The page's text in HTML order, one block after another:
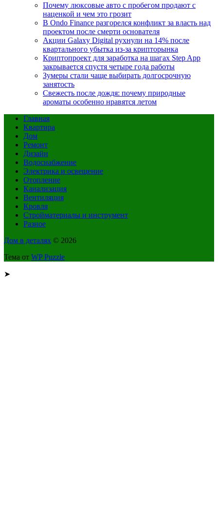
Почему люксовые авто с пробегом продают с
наценкой и чем это грозит
В Ondo Finance разгорелся конфликт за власть над
проектом после смерти основателя
Акции Galaxy Digital рухнули на 14% после
квартального убытка из-за крипторынка
Криптопроект для заработка на шагах Step App
закрывается спустя четыре года работы
Зумеры стали чаще выбирать долгосрочную
занятость
Свежесть после дождя: почему природные
ароматы особенно нравятся летом
Главная
Квартира
Дом
Ремонт
Дизайн
Водоснабжение
Электрика и освещение
Отопление
Канализация
Вентиляция
Кровля
Стройматериалы и инструмент
Разное
Дом в деталях © 2026
Тема от WP Puzzle
➤